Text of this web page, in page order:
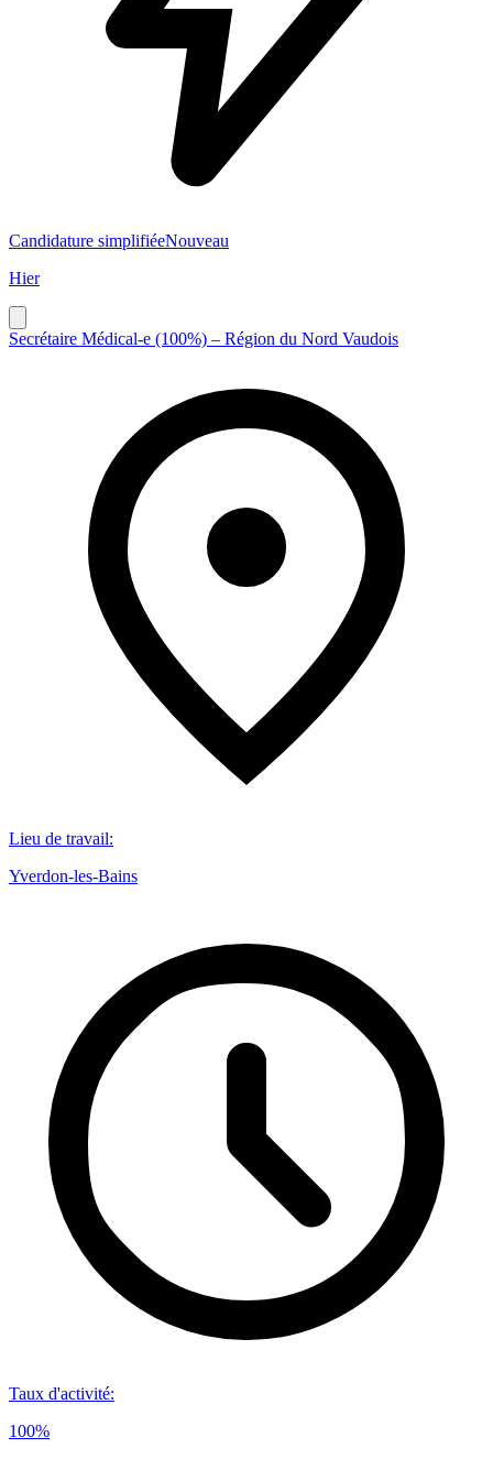
Candidature simplifiéeNouveau
Hier
Secrétaire Médical-e (100%) – Région du Nord Vaudois
Lieu de travail:
Yverdon-les-Bains
Taux d'activité:
100%